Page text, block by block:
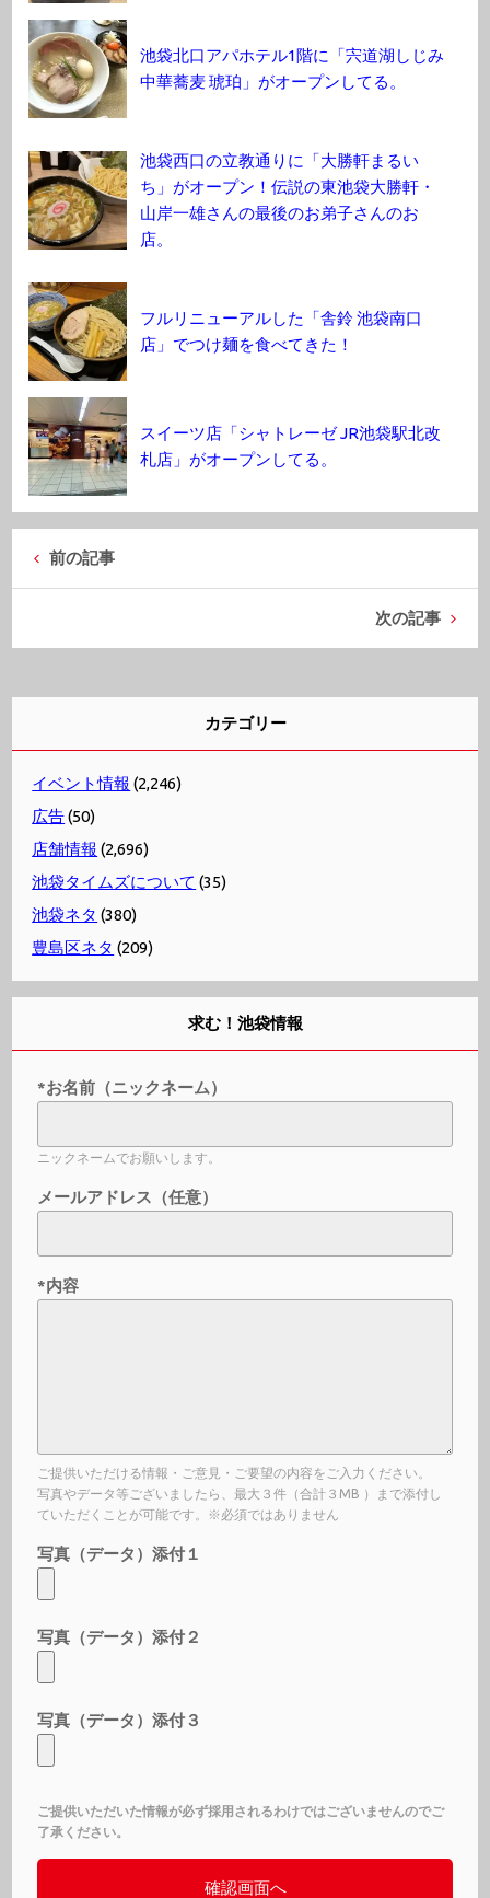
池袋北口アパホテル1階に「宍道湖しじみ
中華蕎麦 琥珀」がオープンしてる。
池袋西口の立教通りに「大勝軒まるい
ち」がオープン！伝説の東池袋大勝軒・
山岸一雄さんの最後のお弟子さんのお
店。
フルリニューアルした「舎鈴 池袋南口
店」でつけ麺を食べてきた！
スイーツ店「シャトレーゼ JR池袋駅北改
札店」がオープンしてる。
前の記事
次の記事
カテゴリー
イベント情報 (2,246)
広告(50)
店舗情報 (2,696)
池袋タイムズについて (35)
池袋ネタ (380)
豊島区ネタ (209)
求む！池袋情報
*お名前（ニックネーム）
ニックネームでお願いします。
メールアドレス（任意）
*内容
ご提供いただける情報・ご意見・ご要望の内容をご入力ください。
写真やデータ等ございましたら、最大３件（合計３MB ）まで添付し
ていただくことが可能です。※必須ではありません
写真（データ）添付１
写真（データ）添付２
写真（データ）添付３
ご提供いただいた情報が必ず採用されるわけではございませんのでご
了承ください。